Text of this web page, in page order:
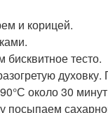
и корицей.
тесто.
духовку.
около 30
посыпаем